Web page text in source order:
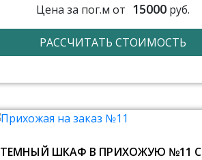
Цена за пог.м от 15000руб.
РАССЧИТАТЬ СТОИМОСТЬ
ТЕМНЫЙ ШКАФ В ПРИХОЖУЮ №11 С